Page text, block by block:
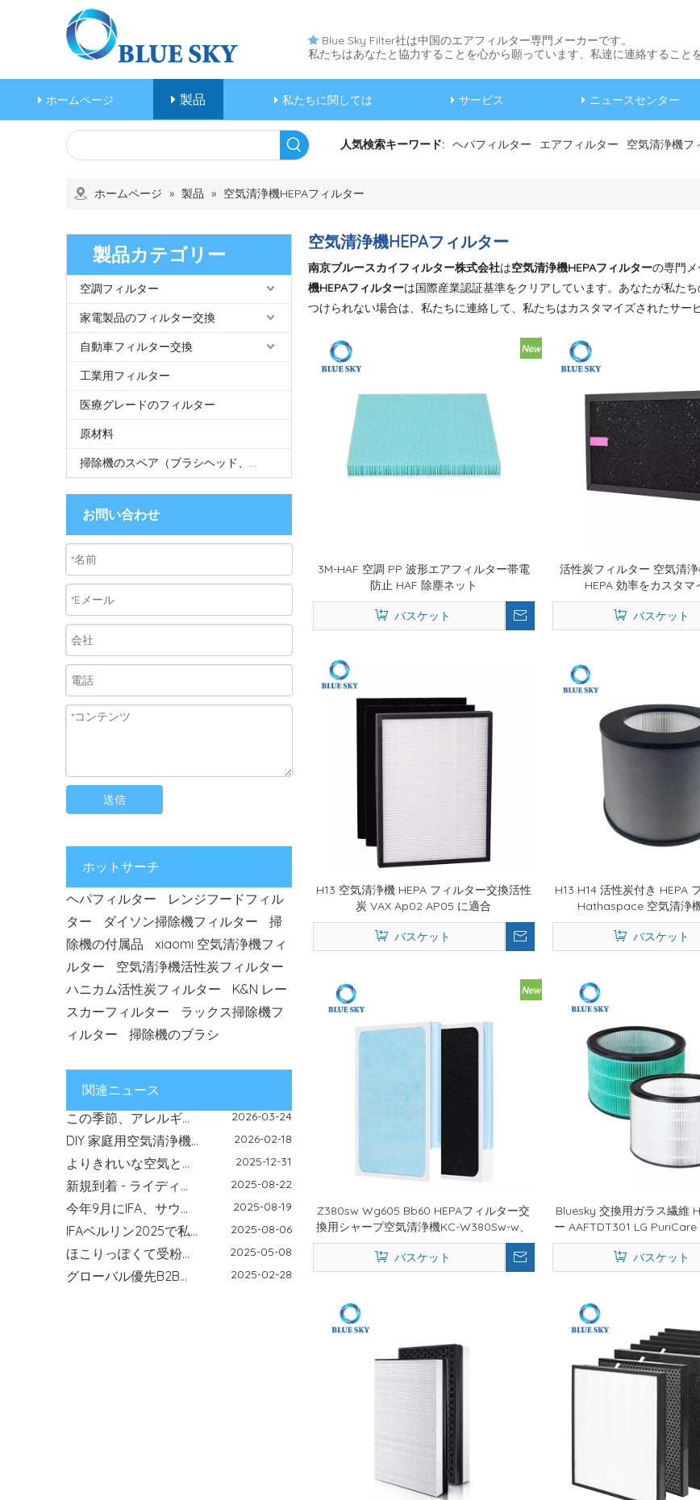
 Blue Sky Filter社は中国のエアフィルター専門メーカーです。
私たちはあなたと協力することを心から願っています、私達に連絡すること
ホームページ 製品 私たちに関しては サービス ニュースセンター
人気検索キーワード: ヘパフィルター エアフィルター 空気清浄機フ
ホームページ » 製品 » 空気清浄機HEPAフィルター
製品カテゴリー
空調フィルター
家電製品のフィルター交換
自動車フィルター交換
工業用フィルター
医療グレードのフィルター
原材料
掃除機のスペア（ブラシヘッド、モップヘッド、モップクロス、チューブなど）
お問い合わせ
送信
ホットサーチ
ヘパフィルター
レンジフードフィル
ター
ダイソン掃除機フィルター
掃
除機の付属品
xiaomi 空気清浄機フィ
ルター
空気清浄機活性炭フィルター
ハニカム活性炭フィルター
K&N レー
スカーフィルター
ラックス掃除機フ
ィルター
掃除機のブラシ
関連ニュース
交換用フィルター適合ガイド: サイズ、形状、モデル、取り付けの確認 2026-07-10
ペットの家に最適なフィルターの種類: ほこり、毛、ふけ、臭気の制御
よりきれいな空気と信頼性の高いフィルター ソリューションで新年をスタートしましょう
ほこりっぽくて受粉した屋外環境で屋内エアフィルターが不可欠である理由
グローバル優先B2Bフィルターサプライヤー-Nanjing Blue Skyフィルター
空気清浄機HEPAフィルター
南京ブルースカイフィルター株式会社は空気清浄機HEPAフィルターの専門
機HEPAフィルターは国際産業認証基準をクリアしています。あなたが私た
つけられない場合は、私たちに連絡して、私たちはカスタマイズされたサー
3M-HAF 空調 PP 波形エアフィルター帯電
防止 HAF 除塵ネット
バスケット
活性炭フィルター 空気清
HEPA 効率をカスタマ
バスケット
H13 空気清浄機 HEPA フィルター交換活性
炭 VAX Ap02 AP05 に適合
バスケット
H13 H14 活性炭付き HEPA
Hathaspace 空気清浄
Harmony 600 に
バスケット
Z380sw Wg605 Bb60 HEPAフィルター交
換用シャープ空気清浄機KC-W380Sw-w、
KC-C150Sw、KC-WE61-N、Kl-BC608-Wに
対応
バスケット
Bluesky 交換用ガラス繊維
ー AAFTDT301 LG PuriCare
機 AS560DWR0
バスケット